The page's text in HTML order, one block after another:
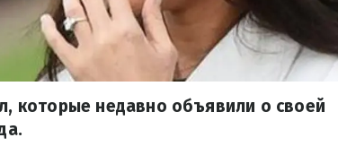
которые недавно объявили о своей